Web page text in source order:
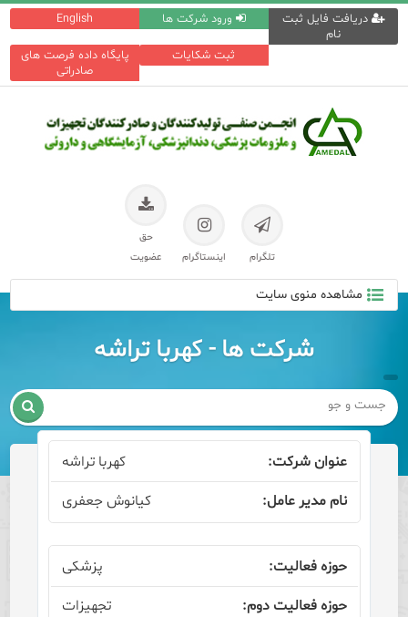
English ورود شرکت ها
دریافت فایل ثبت
نام
پایگاه داده فرصت های
صادراتی
ثبت شکایات
تلگرام اینستاگرام
حق
عضویت
مشاهده منوی سایت
شرکت ها - کهربا تراشه

کهربا تراشه
کیانوش جعفری
پزشکی
تجهیزات